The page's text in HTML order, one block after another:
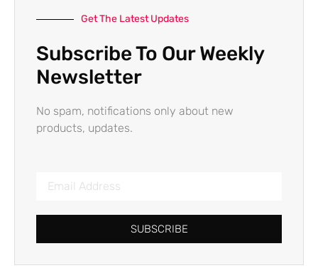
Get The Latest Updates
Subscribe To Our Weekly
Newsletter
No spam, notifications only about new
products, updates.
SUBSCRIBE